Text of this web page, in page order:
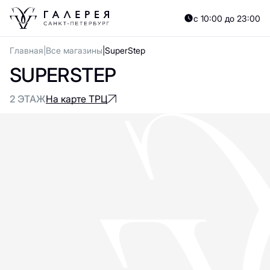
с 10:00 до 23:00
Главная Все магазины SuperStep
SUPERSTEP
2 ЭТАЖНа карте ТРЦ